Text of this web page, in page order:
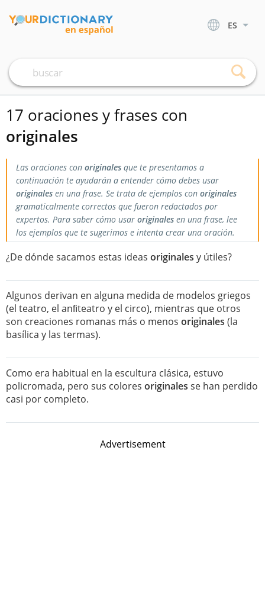
ES
17 oraciones y frases con
originales
Las oraciones con originales que te presentamos a
continuación te ayudarán a entender cómo debes usar
originales en una frase. Se trata de ejemplos con originales
gramaticalmente correctos que fueron redactados por
expertos. Para saber cómo usar originales en una frase, lee
los ejemplos que te sugerimos e intenta crear una oración.
¿De dónde sacamos estas ideas originales y útiles?
Algunos derivan en alguna medida de modelos griegos
(el teatro, el anﬁteatro y el circo), mientras que otros
son creaciones romanas más o menos originales (la
basílica y las termas).
Como era habitual en la escultura clásica, estuvo
policromada, pero sus colores originales se han perdido
casi por completo.
Advertisement